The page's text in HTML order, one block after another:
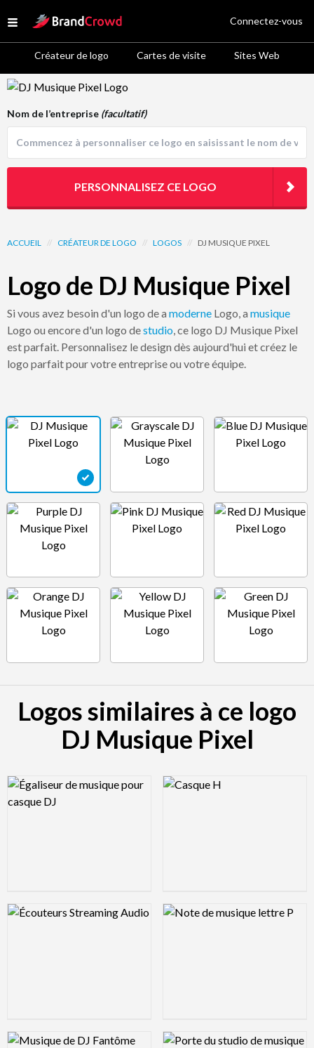
Open menu
Site Logo
Créateur de logo Cartes de visite Sites Web
Connectez-vous
Logo Template Preview
ACCUEIL // CRÉATEUR DE LOGO // LOGOS // DJ MUSIQUE PIXEL
Logo de DJ Musique Pixel
Si vous avez besoin d'un logo de a moderne Logo, a musique
Logo ou encore d'un logo destudio, ce logo DJ Musique Pixel
est parfait. Personnalisez le design dès aujourd'hui et créez le
logo parfait pour votre entreprise ou votre équipe.
Nom de l’entreprise (facultatif)
PERSONNALISEZ CE LOGO
Logos similaires à ce logo
DJ Musique Pixel
Logo Preview Image Logo Preview Image
Logo Preview Image Logo Preview Image
Logo Preview Image Logo Preview Image